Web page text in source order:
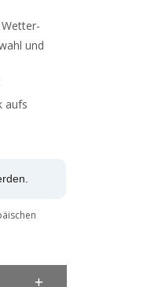
und
aufs